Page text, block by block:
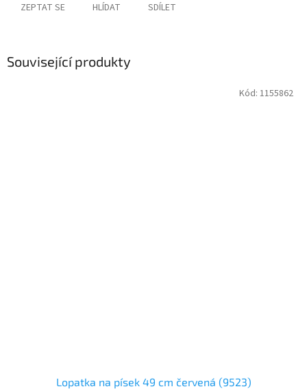
ZEPTAT SE HLÍDAT SDÍLET
Související produkty
Lopatka na písek 49 cm červená (9523)
Kód: 1155862